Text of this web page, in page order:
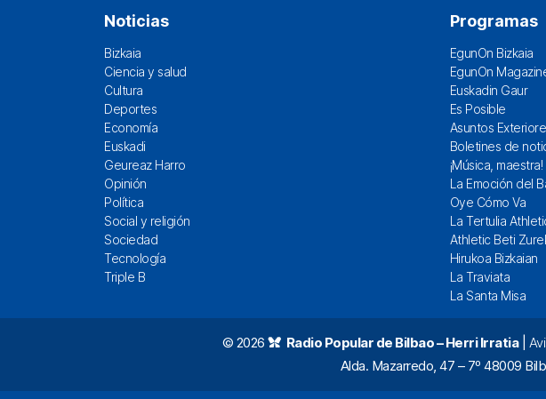
Noticias
Bizkaia
Ciencia y salud
Cultura
Deportes
Economía
Euskadi
Geureaz Harro
Opinión
Política
Social y religión
Sociedad
Tecnología
Triple B
Programas
EgunOn Bizkaia
EgunOn
Euskadin Gaur
Es Posible
Asuntos
Boletines de
¡Música, maestra!
La Emoción del
Oye Cómo Va
La Tertulia
Athletic Beti
Hirukoa Bizkaian
La Traviata
La Santa Misa
© 2026 Radio Popular de Bilbao – Herri Irratia|
Alda. Mazarredo, 47 – 7º 48009